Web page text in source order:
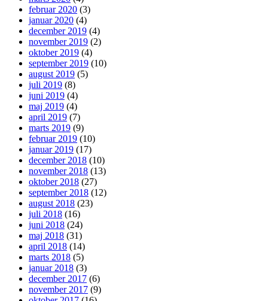
februar 2020 (3)
januar 2020 (4)
december 2019 (4)
november 2019 (2)
oktober 2019 (4)
september 2019 (10)
august 2019 (5)
juli 2019 (8)
juni 2019 (4)
maj 2019 (4)
april 2019 (7)
marts 2019 (9)
februar 2019 (10)
januar 2019 (17)
december 2018 (10)
november 2018 (13)
oktober 2018 (27)
september 2018 (12)
august 2018 (23)
juli 2018 (16)
juni 2018 (24)
maj 2018 (31)
april 2018 (14)
marts 2018 (5)
januar 2018 (3)
december 2017 (6)
november 2017 (9)